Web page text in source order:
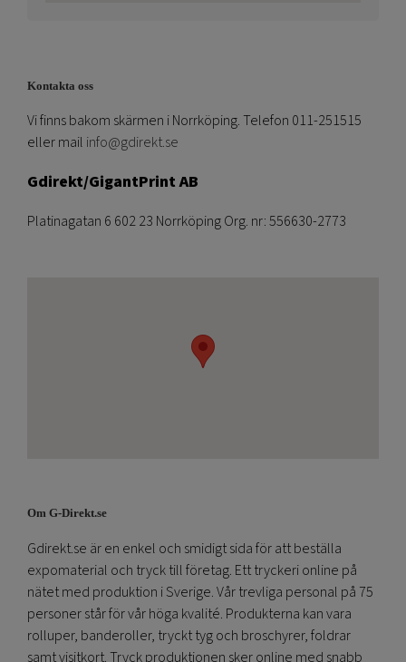
Kontakta oss
Vi finns bakom skärmen i Norrköping. Telefon 011-251515
eller mail info@gdirekt.se
Gdirekt/GigantPrint AB
Platinagatan 6 602 23 Norrköping Org. nr: 556630-2773
Om G-Direkt.se
Gdirekt.se är en enkel och smidigt sida för att beställa
expomaterial och tryck till företag. Ett tryckeri online på
nätet med produktion i Sverige. Vår trevliga personal på 75
personer står för vår höga kvalité. Produkterna kan vara
rolluper, banderoller, tryckt tyg och broschyrer, foldrar
samt visitkort. Tryck produktionen sker online med snabb